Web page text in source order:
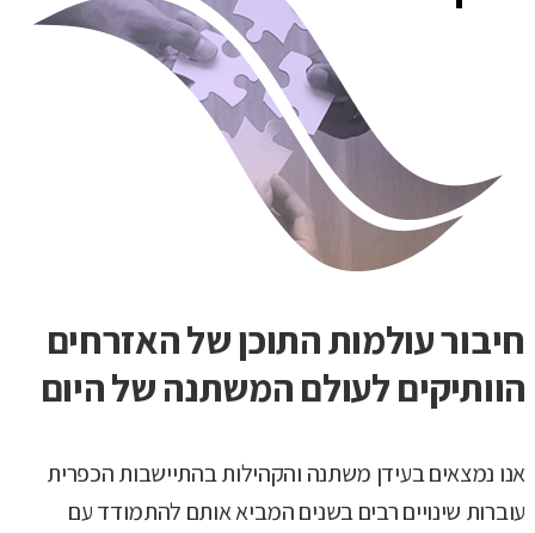
חיבור עולמות התוכן של האזרחים
הוותיקים לעולם המשתנה של היום
אנו נמצאים בעידן משתנה והקהילות בהתיישבות הכפרית
עוברות שינויים רבים בשנים המביא אותם להתמודד עם